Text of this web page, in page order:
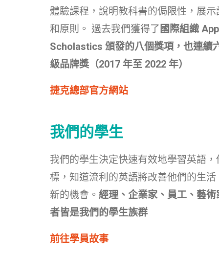
體驗課程，說明教科書的侷限性，展
和原則。 過去我們獲得了 國際組織
Scholastics 頒發的八個獎項，也連續
級品牌獎（2017 年至 2022 年）
捷克總部官方網站
我們的學生
我們的學生決定快速有效地學習英語
標，知道流利的英語將改善他們的生
新的機會。 經理、企業家、員工、藝
者皆是我們的學生族群
前往學員故事